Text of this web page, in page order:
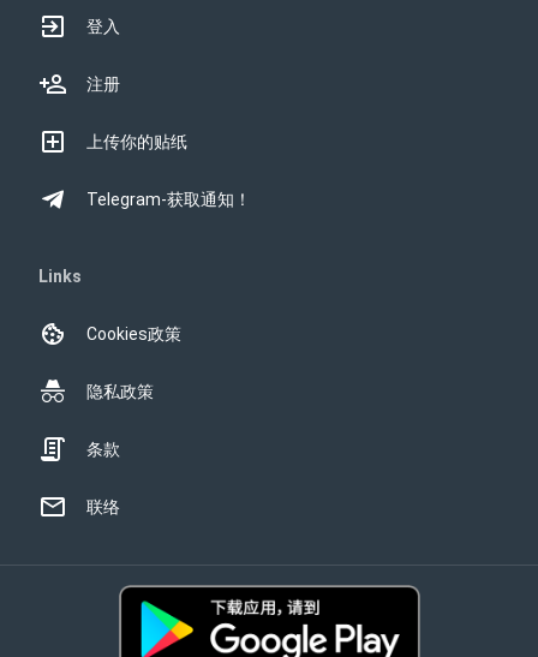
登入
注册
上传你的贴纸
Telegram-获取通知！
Links
Cookies政策
隐私政策
条款
联络